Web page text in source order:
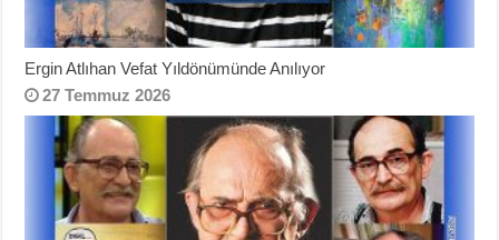
Ergin Atlıhan Vefat Yıldönümünde Anılıyor
27 Temmuz 2026